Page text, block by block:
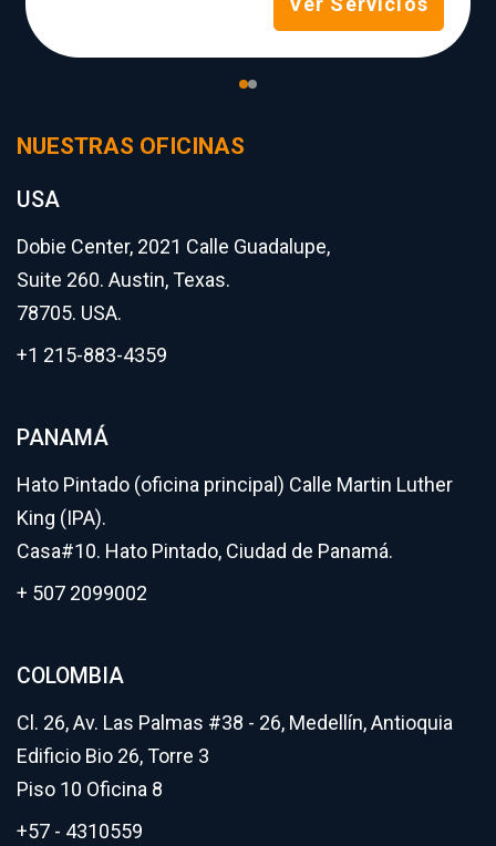
NUESTRAS OFICINAS
USA
Dobie Center, 2021 Calle Guadalupe,
Suite 260. Austin, Texas.
78705. USA.
+1 215-883-4359
PANAMÁ
Hato Pintado (oficina principal) Calle Martin Luther
King (IPA).
Casa#10. Hato Pintado, Ciudad de Panamá.
+ 507 2099002
COLOMBIA
Cl. 26, Av. Las Palmas #38 - 26, Medellín, Antioquia
Edificio Bio 26, Torre 3
Piso 10 Oficina 8
+57 - 4310559